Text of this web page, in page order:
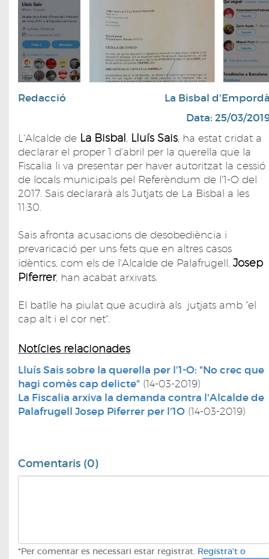
Redacció
La Bisbal
Data: 25/03/
L'Alcalde de La Bisbal , Lluís Sais, ha estat cridat a
declarar el proper 1 d'abril per la querella que la
Fiscalia li va presentar per haver autoritzat la cessió
de locals municipals pel Referèndum de l'1-O del
2017. Sais declararà als Jutjats de La Bisbal a les
11:30.
Sais afronta acusacions de desobediència i
prevaricació per uns fets que en altres casos
idèntics, com els de l'Alcalde de Palafrugell, Josep
Piferrer, han acabat arxivats.
El batlle ha piulat que acudirà als jutjats amb "el
cap alt i el cor net".
Notícies relacionades
Lluís Sais sobre la querella per l'1-O: "No crec que
hagi comès cap delicte" (14-03-2019)
La Fiscalia arxiva la demanda contra l'Alcalde de
Palafrugell Josep Piferrer per l'1O (14-03-2019)
Comentaris (0)
*Per comentar es necessari estar registrat. Registra't o